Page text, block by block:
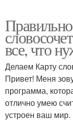
все, что
Делаем Карту
Привет! Меня
программа,
отлично умею
устроен ваш мир.